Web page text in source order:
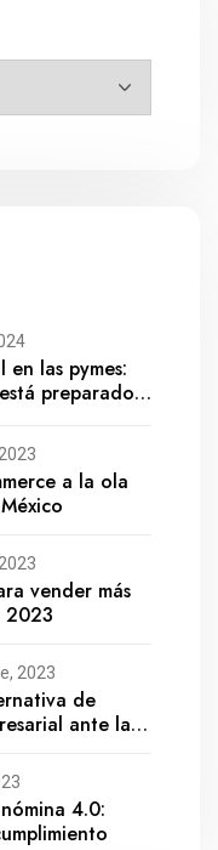
las pymes:
preparado
a la ola
vender más
2023
2023
de
ante la
4.0: